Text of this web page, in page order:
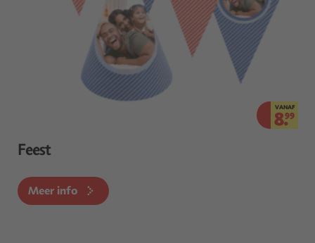
VANAF
8.99
Feest
Meer info